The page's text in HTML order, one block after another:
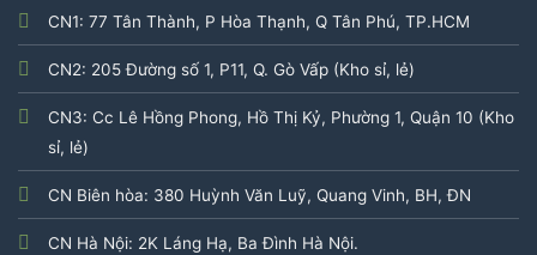
CN1: 77 Tân Thành, P Hòa Thạnh, Q Tân Phú, TP.HCM
CN2: 205 Đường số 1, P11, Q. Gò Vấp (Kho sỉ, lẻ)
CN3: Cc Lê Hồng Phong, Hồ Thị Kỷ, Phường 1, Quận 10 (Kho
sỉ, lẻ)
CN Biên hòa: 380 Huỳnh Văn Luỹ, Quang Vinh, BH, ĐN
CN Hà Nội: 2K Láng Hạ, Ba Đình Hà Nội.